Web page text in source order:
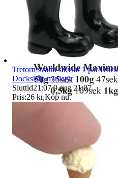
Tretorn svarta stövlar 1 par
Dockskåp miniatyr
Sluttid21:07 9 aug 21:07.
Pris:26 kr,Köp nu.